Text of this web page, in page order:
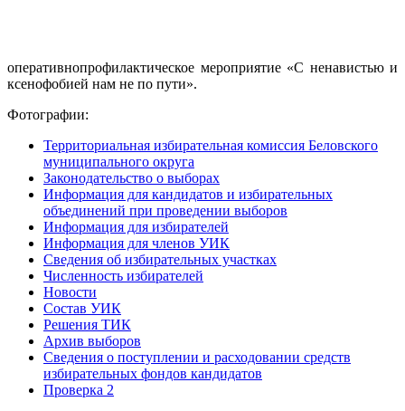
оперативнопрофилактическое мероприятие «С ненавистью и
ксенофобией нам не по пути».
Фотографии:
Территориальная избирательная комиссия Беловского
муниципального округа
Законодательство о выборах
Информация для кандидатов и избирательных
объединений при проведении выборов
Информация для избирателей
Информация для членов УИК
Сведения об избирательных участках
Численность избирателей
Новости
Состав УИК
Решения ТИК
Архив выборов
Сведения о поступлении и расходовании средств
избирательных фондов кандидатов
Проверка 2